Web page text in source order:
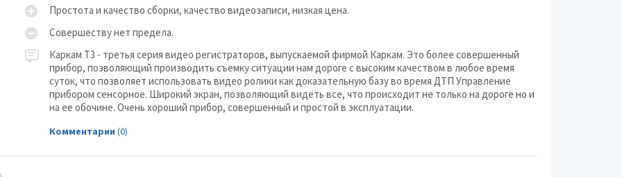
Простота и качество сборки, качество видеозаписи, низкая цена.
Совершеству нет предела.
Каркам Т3 - третья серия видео регистраторов, выпускаемой фирмой Каркам. Это более совершенный
прибор, позволяющий производить съемку ситуации нам дороге с высоким качеством в любое время
суток, что позволяет использовать видео ролики как доказательную базу во время ДТП Управление
прибором сенсорное. Широкий экран, позволяющий видеть все, что происходит не только на дороге но и
на ее обочине. Очень хороший прибор, совершенный и простой в эксплуатации.
Комментарии (0)
КАРКАМ D2